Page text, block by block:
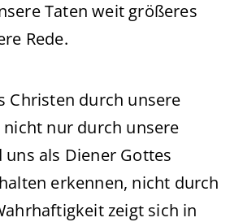
Taten weit größeres
Rede.
Christen durch unsere
nur durch unsere
als Diener Gottes
erkennen, nicht durch
zeigt sich in